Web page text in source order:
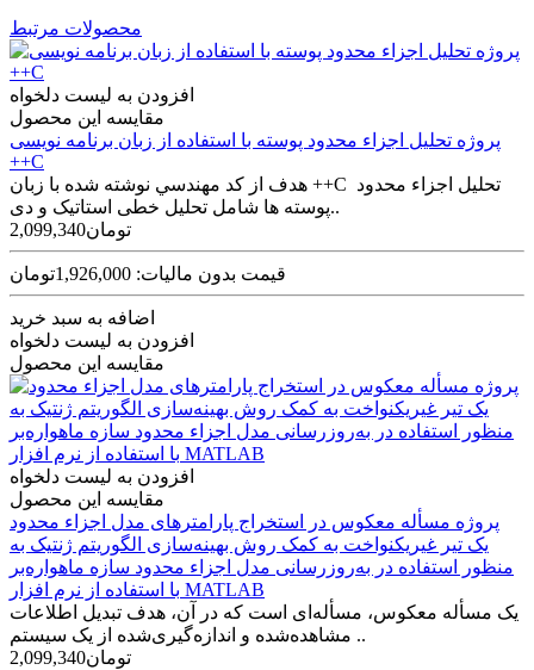
محصولات مرتبط
افزودن به لیست دلخواه
مقایسه این محصول
پروژه تحلیل اجزاء محدود پوسته با استفاده از زبان برنامه نویسی
++C
هدف از کد مهندسي نوشته شده با زبان ++C تحليل اجزاء محدود
پوسته­ ها شامل تحلیل خطی استاتیک و دی..
2,099,340تومان
قیمت بدون مالیات: 1,926,000تومان
اضافه به سبد خرید
افزودن به لیست دلخواه
مقایسه این محصول
افزودن به لیست دلخواه
مقایسه این محصول
پروژه مسأله معکوس در استخراج پارامترهای مدل اجزاء محدود
یک تیر غیریکنواخت به کمک روش بهینه‌سازی الگوریتم ژنتیک به
منظور استفاده در به‌روز‌رسانی مدل اجزاء محدود سازه ماهواره‌بر
با استفاده از نرم افزار MATLAB
یک مسأله معکوس، مسأله‌ای است که در آن، هدف تبدیل اطلاعات
مشاهده‌شده و اندازه‌گیری‌‌‌شده از یک سیستم ..
2,099,340تومان